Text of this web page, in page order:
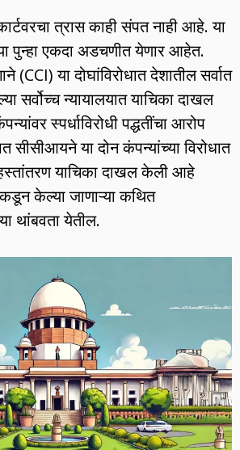
त्रास काही संपत नाही आहे. या
पुन्हा एकदा अडचणीत येणार आहेत.
(CCI) या दोघांविरोधात देशातील सर्वात
सर्वोच्च न्यायालयात याचिका दाखल
स्पर्धाविरोधी पद्धतींचा आरोप
या दोन कंपन्यांच्या विरोधात
हस्तांतरण याचिका दाखल केली आहे
केल्या जाणाऱ्या कथित
थांबवता येतील.